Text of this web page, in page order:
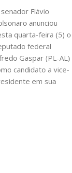
Flávio
anunciou
quarta-feira (5) o
federal
Gaspar (PL-AL)
candidato a vice-
em sua